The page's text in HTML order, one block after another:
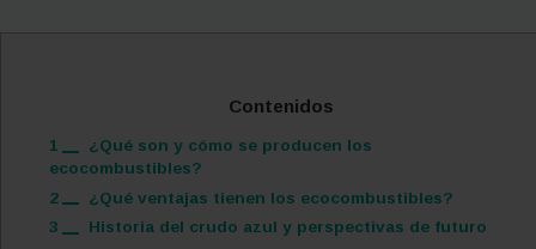
Contenidos
1
¿Qué son y cómo se producen los
ecocombustibles?
2
¿Qué ventajas tienen los ecocombustibles?
3
Historia del crudo azul y perspectivas de futuro